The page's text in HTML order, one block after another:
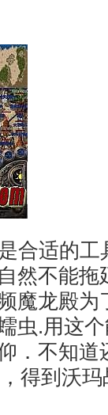
合适的工
然不能拖
魔龙殿为
虫.用这
．不知道
得到沃